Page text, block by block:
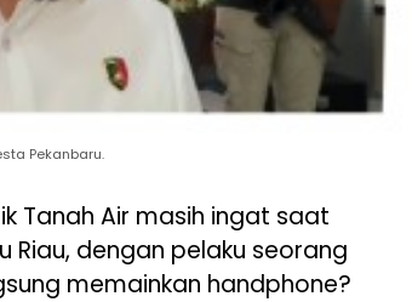
Pekanbaru.
Tanah Air masih ingat saat
dengan pelaku seorang
memainkan handphone?